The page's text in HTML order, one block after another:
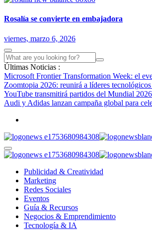
Rosalía se convierte en embajadora
viernes, marzo 6, 2026
Últimas Noticias :
Microsoft Frontier Transformation Week: el
Zoomtopia 2026: reunirá a líderes
YouTube transmitirá partidos del Mundial
Audi y Adidas lanzan campaña global para
Publicidad & Creatividad
Marketing
Redes Sociales
Eventos
Guía & Recursos
Negocios & Emprendimiento
Tecnología & IA